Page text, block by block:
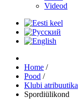
Videod
Home /
Pood /
Klubi atribuutika
Spordiülikond